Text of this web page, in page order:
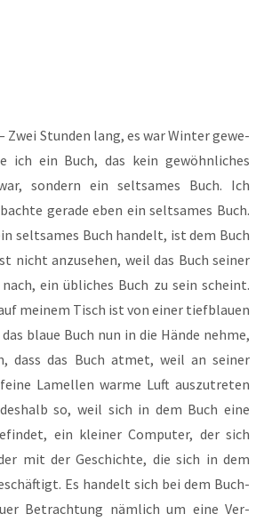
Zwei Stun­den lang, es war Win­ter gewe­
ich ein Buch, das kein gewöhn­li­ches
son­dern ein selt­sa­mes Buch. Ich
gera­de eben ein selt­sa­mes Buch.
selt­sa­mes Buch han­delt, ist dem Buch
nicht anzu­se­hen, weil das Buch sei­ner
ein übli­ches Buch zu sein scheint.
mei­nem Tisch ist von einer tief­blau­en
blaue Buch nun in die Hän­de neh­me,
dass das Buch atmet, weil an sei­ner
Lamel­len war­me Luft aus­zu­tre­ten
so, weil sich in dem Buch eine
ein klei­ner Com­pu­ter, der sich
mit der Geschich­te, die sich in dem
Es han­delt sich bei dem Buch­
Betrach­tung näm­lich um eine Ver­